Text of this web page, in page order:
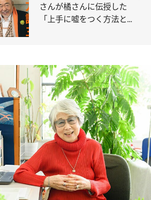
さんが橘さんに伝授した
「上手に嘘をつく方法と